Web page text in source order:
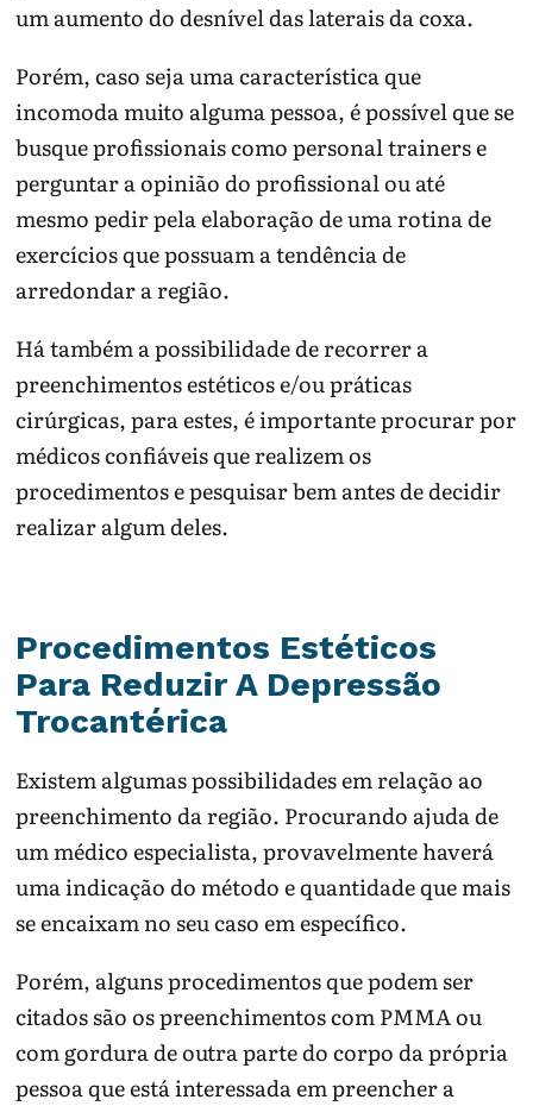
um aumento do desnível das laterais da coxa.
Porém, caso seja uma característica que
incomoda muito alguma pessoa, é possível que se
busque profissionais como personal trainers e
perguntar a opinião do profissional ou até
mesmo pedir pela elaboração de uma rotina de
exercícios que possuam a tendência de
arredondar a região.
Há também a possibilidade de recorrer a
preenchimentos estéticos e/ou práticas
cirúrgicas, para estes, é importante procurar por
médicos confiáveis que realizem os
procedimentos e pesquisar bem antes de decidir
realizar algum deles.
Procedimentos Estéticos
Para Reduzir A Depressão
Trocantérica
Existem algumas possibilidades em relação ao
preenchimento da região. Procurando ajuda de
um médico especialista, provavelmente haverá
uma indicação do método e quantidade que mais
se encaixam no seu caso em específico.
Porém, alguns procedimentos que podem ser
citados são os preenchimentos com PMMA ou
com gordura de outra parte do corpo da própria
pessoa que está interessada em preencher a